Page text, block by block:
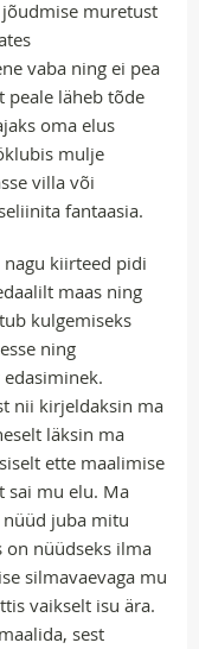
muretust
vaba ning ei pea
peale läheb tõde
oma elus
mulje
villa või
fantaasia.
kiirteed pidi
maas ning
kulgemiseks
ning
nii kirjeldaksin ma
läksin ma
ette maalimise
sai mu elu. Ma
juba mitu
on nüüdseks ilma
silmavaevaga mu
vaikselt isu ära.
sest